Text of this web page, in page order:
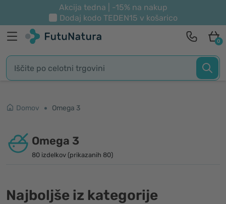
Akcija tedna | -15% na nakup
Dodaj kodo TEDEN15 v košarico
0
Domov Omega 3
Omega 3
80 izdelkov (prikazanih 80)
Najboljše iz kategorije